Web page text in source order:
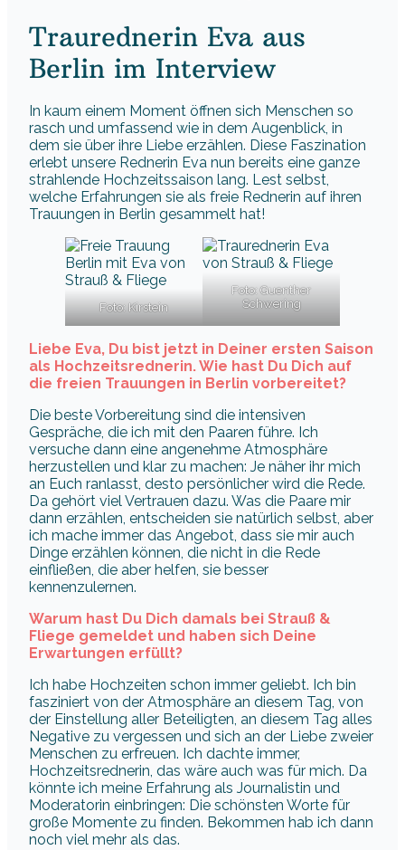
Traurednerin Eva aus
Berlin im Interview
In kaum einem Moment öffnen sich Menschen so
rasch und umfassend wie in dem Augenblick, in
dem sie über ihre Liebe erzählen. Diese Faszination
erlebt unsere Rednerin Eva nun bereits eine ganze
strahlende Hochzeitssaison lang. Lest selbst,
welche Erfahrungen sie als freie Rednerin auf ihren
Trauungen in Berlin gesammelt hat!
Foto: Kirstein
Foto: Guenther
Schwering
Liebe Eva, Du bist jetzt in Deiner ersten Saison
als Hochzeitsrednerin. Wie hast Du Dich auf
die freien Trauungen in Berlin vorbereitet?
Die beste Vorbereitung sind die intensiven
Gespräche, die ich mit den Paaren führe. Ich
versuche dann eine angenehme Atmosphäre
herzustellen und klar zu machen: Je näher ihr mich
an Euch ranlasst, desto persönlicher wird die Rede.
Da gehört viel Vertrauen dazu. Was die Paare mir
dann erzählen, entscheiden sie natürlich selbst, aber
ich mache immer das Angebot, dass sie mir auch
Dinge erzählen können, die nicht in die Rede
einfließen, die aber helfen, sie besser
kennenzulernen.
Warum hast Du Dich damals bei Strauß &
Fliege gemeldet und haben sich Deine
Erwartungen erfüllt?
Ich habe Hochzeiten schon immer geliebt. Ich bin
fasziniert von der Atmosphäre an diesem Tag, von
der Einstellung aller Beteiligten, an diesem Tag alles
Negative zu vergessen und sich an der Liebe zweier
Menschen zu erfreuen. Ich dachte immer,
Hochzeitsrednerin, das wäre auch was für mich. Da
könnte ich meine Erfahrung als Journalistin und
Moderatorin einbringen: Die schönsten Worte für
große Momente zu finden. Bekommen hab ich dann
noch viel mehr als das.